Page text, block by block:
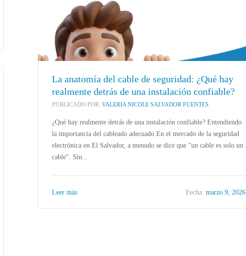
La anatomía del cable de seguridad: ¿Qué hay
realmente detrás de una instalación confiable?
PUBLICADO POR: VALERIA NICOLE SALVADOR FUENTES
¿Qué hay realmente detrás de una instalación confiable? Entendiendo
la importancia del cableado adecuado En el mercado de la seguridad
electrónica en El Salvador, a menudo se dice que “un cable es solo un
cable”. Sin...
Leer más Fecha: marzo 9, 2026
sostienen la seguridad electrónica
instalación confiable?
marzo 9, 2026